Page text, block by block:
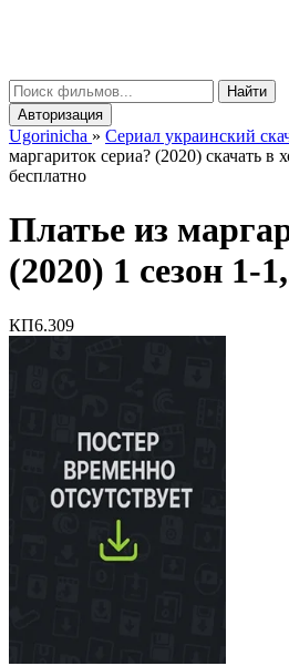
Найти
Авторизация
Ugorinicha » Сериал украинский
маргариток сериа? (2020) скачать в
бесплатно
Платье из
(2020) 1 сезон 1-
КП6.309